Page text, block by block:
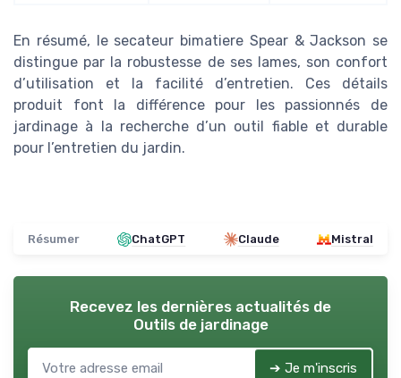
En résumé, le secateur bimatiere Spear & Jackson se
distingue par la robustesse de ses lames, son confort
d’utilisation et la facilité d’entretien. Ces détails
produit font la différence pour les passionnés de
jardinage à la recherche d’un outil fiable et durable
pour l’entretien du jardin.
Résumer ChatGPT Claude Mistral
Recevez les dernières actualités de
Outils de jardinage
➔ Je m'inscris